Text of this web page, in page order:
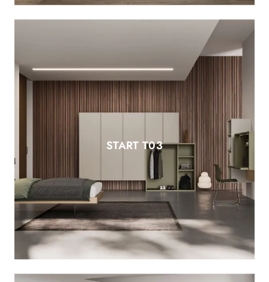
START T03